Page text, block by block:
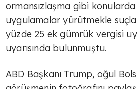
ormansızlaşma gibi
uygulamalar yürütmekle
yüzde 25 ek gümrük vergisi
uyarısında bulunmuştu.
ABD Başkanı Trump, oğul